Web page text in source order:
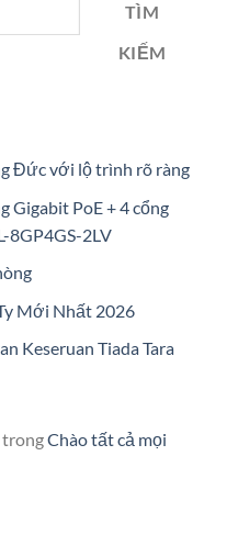
TÌM
KIẾM
Đức với lộ trình rõ ràng
Gigabit PoE + 4 cổng
8GP4GS-2LV
Mới Nhất 2026
Keseruan Tiada Tara
trongChào tất cả mọi